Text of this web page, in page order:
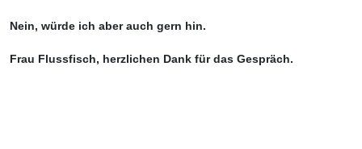
Nein, würde ich aber auch gern hin.
Frau Flussfisch, herzlichen Dank für das Gespräch.